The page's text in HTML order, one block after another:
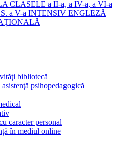
CLASELE a II-a, a IV-a, a VI-a
a V-a INTENSIV ENGLEZĂ
bibliotecă
psihopedagogică
caracter personal
în mediul online